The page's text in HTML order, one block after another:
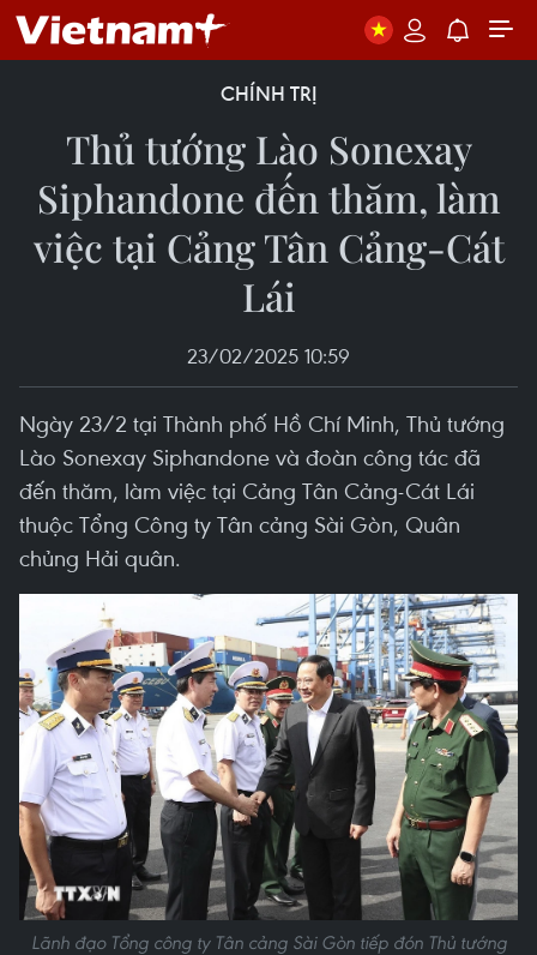
CHÍNH TRỊ
Thủ tướng Lào Sonexay
Siphandone đến thăm, làm
việc tại Cảng Tân Cảng-Cát
Lái
23/02/2025 10:59
Ngày 23/2 tại Thành phố Hồ Chí Minh, Thủ tướng
Lào Sonexay Siphandone và đoàn công tác đã
đến thăm, làm việc tại Cảng Tân Cảng-Cát Lái
thuộc Tổng Công ty Tân cảng Sài Gòn, Quân
chủng Hải quân.
Lãnh đạo Tổng công ty Tân cảng Sài Gòn tiếp đón Thủ tướng